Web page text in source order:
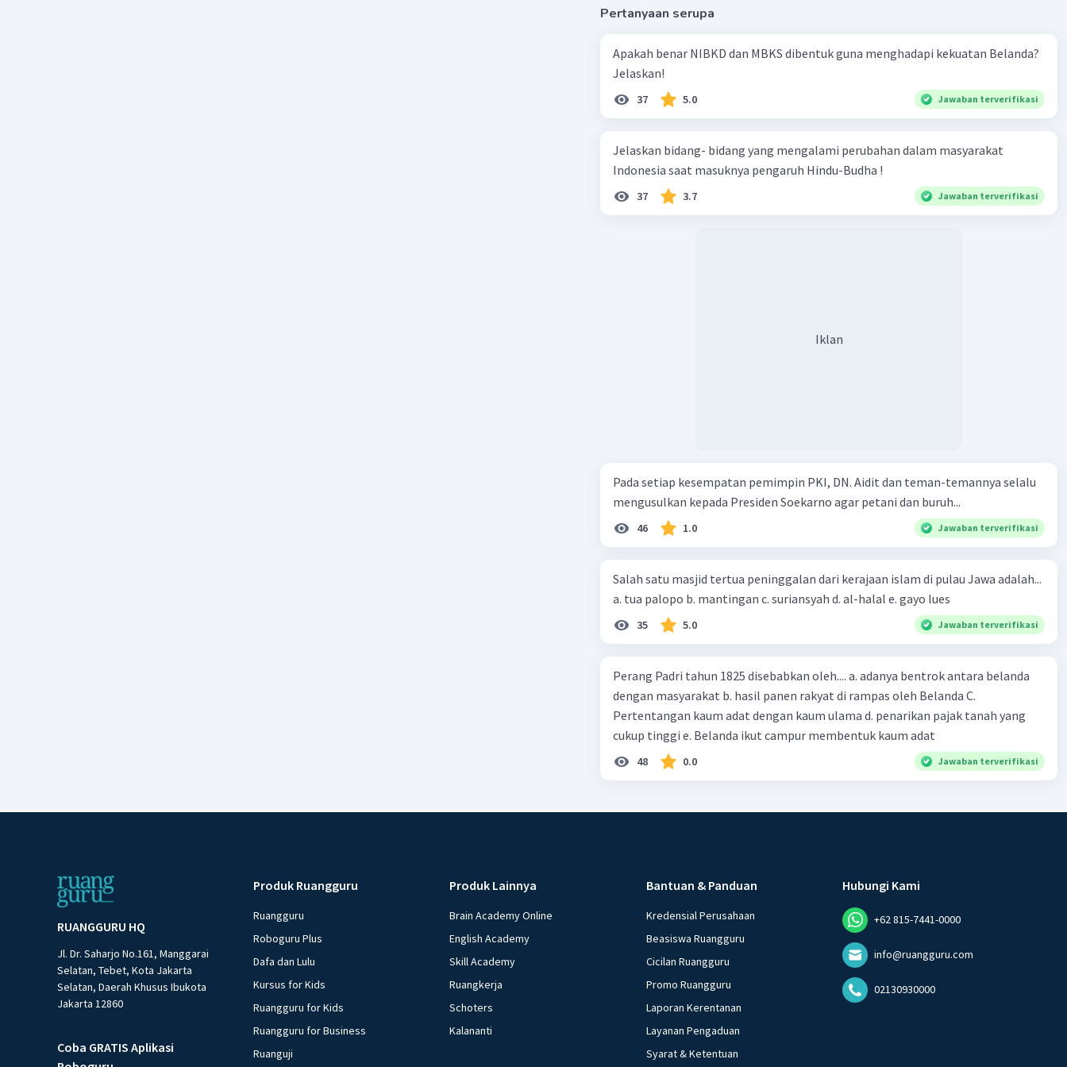
Pertanyaan serupa
Apakah benar NIBKD dan MBKS dibentuk guna menghadapi kekuatan Belanda?
Jelaskan!
37 5.0 Jawaban terverifikasi
Jelaskan bidang- bidang yang mengalami perubahan dalam masyarakat
Indonesia saat masuknya pengaruh Hindu-Budha !
37 3.7 Jawaban terverifikasi
Iklan
Pada setiap kesempatan pemimpin PKI, DN. Aidit dan teman-temannya selalu
mengusulkan kepada Presiden Soekarno agar petani dan buruh...
46 1.0 Jawaban terverifikasi
Salah satu masjid tertua peninggalan dari kerajaan islam di pulau Jawa adalah...
a. tua palopo b. mantingan c. suriansyah d. al-halal e. gayo lues
35 5.0 Jawaban terverifikasi
Perang Padri tahun 1825 disebabkan oleh.... a. adanya bentrok antara belanda
dengan masyarakat b. hasil panen rakyat di rampas oleh Belanda C.
Pertentangan kaum adat dengan kaum ulama d. penarikan pajak tanah yang
cukup tinggi e. Belanda ikut campur membentuk kaum adat
48 0.0 Jawaban terverifikasi
RUANGGURU HQ
Jl. Dr. Saharjo No.161, Manggarai
Selatan, Tebet, Kota Jakarta
Selatan, Daerah Khusus Ibukota
Jakarta 12860
Coba GRATIS Aplikasi
Produk Ruangguru
Ruangguru
Roboguru Plus
Dafa dan Lulu
Kursus for Kids
Ruangguru for Kids
Ruangguru for Business
Ruanguji
Produk Lainnya
Brain Academy Online
English Academy
Skill Academy
Ruangkerja
Schoters
Kalananti
Bantuan & Panduan
Kredensial Perusahaan
Beasiswa Ruangguru
Cicilan Ruangguru
Promo Ruangguru
Laporan Kerentanan
Layanan Pengaduan
Syarat & Ketentuan
Hubungi Kami
+62 815-7441-0000
info@ruangguru.com
02130930000